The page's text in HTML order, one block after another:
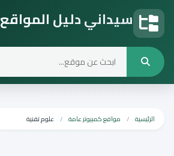
سيداني دليل المواقع
الرئيسية مواقع كمبيوتر عامة علوم تقنية